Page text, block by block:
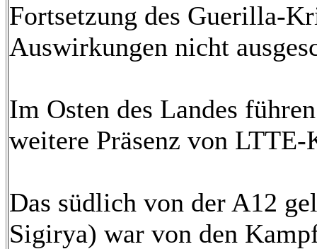
Fortsetzung des Guerilla-
Auswirkungen nicht
Im Osten des Landes
weitere Präsenz von
Das südlich von der A12
Sigirya) war von den